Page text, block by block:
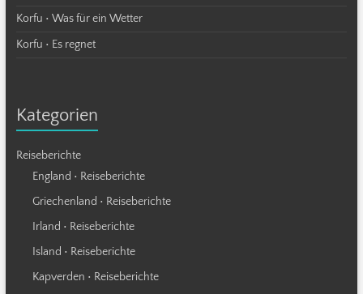
Korfu • Was für ein Wetter
Korfu • Es regnet
Kategorien
Reiseberichte
England • Reiseberichte
Griechenland • Reiseberichte
Irland • Reiseberichte
Island • Reiseberichte
Kapverden • Reiseberichte